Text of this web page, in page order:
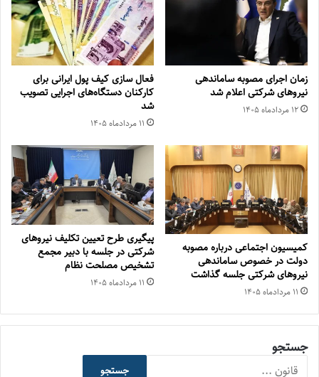
زمان اجرای مصوبه ساماندهی
نیروهای شرکتی اعلام شد
۱۲ مرداد‌ماه ۱۴۰۵
فعال سازی کیف پول ایرانی برای
کارکنان دستگاه‌های اجرایی تصویب
شد
۱۱ مرداد‌ماه ۱۴۰۵
کمیسیون اجتماعی درباره مصوبه
دولت در خصوص ساماندهی
نیروهای شرکتی جلسه گذاشت
۱۱ مرداد‌ماه ۱۴۰۵
پیگیری طرح تعیین تکلیف نیروهای
شرکتی در جلسه با دبیر مجمع
تشخیص مصلحت نظام
۱۱ مرداد‌ماه ۱۴۰۵
جستجو
جستجو